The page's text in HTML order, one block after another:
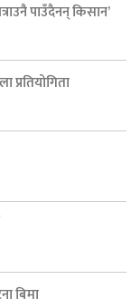
पाउँदैनन् किसान’
प्रतियोगिता
बिमा